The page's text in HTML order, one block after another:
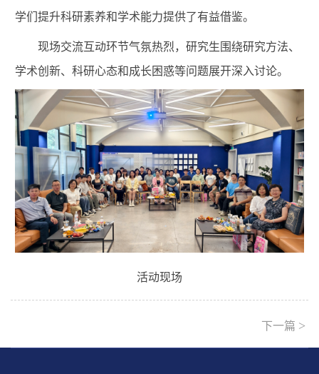
学们提升科研素养和学术能力提供了有益借鉴。
现场交流互动环节气氛热烈，研究生围绕研究方法、
学术创新、科研心态和成长困惑等问题展开深入讨论。
活动现场
下一篇 >